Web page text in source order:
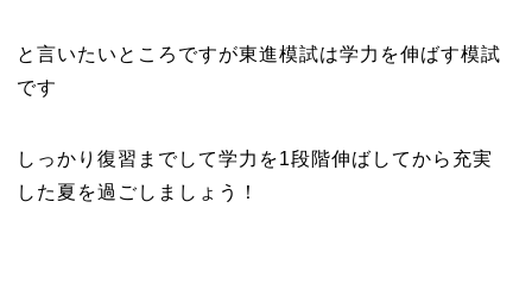
と言いたいところですが東進模試は学力を伸ばす模試
です
しっかり復習までして学力を1段階伸ばしてから充実
した夏を過ごしましょう！